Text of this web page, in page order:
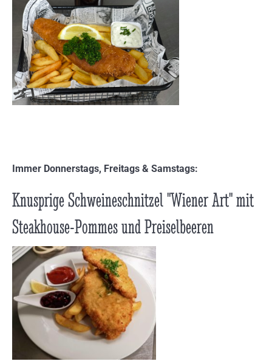
Immer Donnerstags, Freitags & Samstags:
Knusprige Schweineschnitzel "Wiener Art" mit
Steakhouse-Pommes und Preiselbeeren